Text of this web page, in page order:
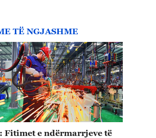
TË NGJASHME
Fitimet e ndërmarrjeve të